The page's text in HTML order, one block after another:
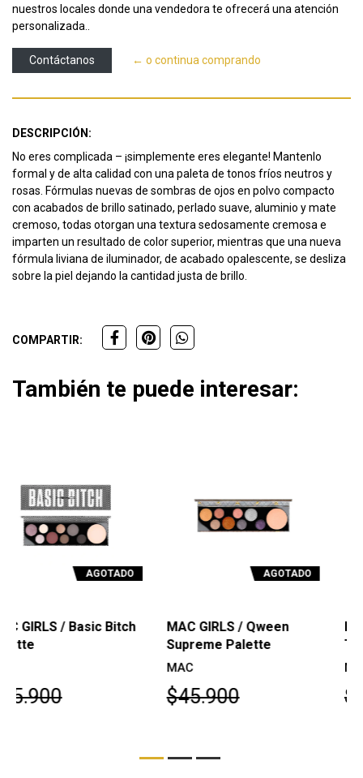
nuestros locales donde una vendedora te ofrecerá una atención
personalizada..
Contáctanos ← o continua comprando
DESCRIPCIÓN:
No eres complicada – ¡simplemente eres elegante! Mantenlo
formal y de alta calidad con una paleta de tonos fríos neutros y
rosas. Fórmulas nuevas de sombras de ojos en polvo compacto
con acabados de brillo satinado, perlado suave, aluminio y mate
cremoso, todas otorgan una textura sedosamente cremosa e
imparten un resultado de color superior, mientras que una nueva
fórmula liviana de iluminador, de acabado opalescente, se desliza
sobre la piel dejando la cantidad justa de brillo.
COMPARTIR:
También te puede interesar:
AGOTADO
MAC GIRLS / Qween
Supreme Palette
$45.900
AGOTADO
MAC Eyeshadow X15: In
The Flesh
$53.100